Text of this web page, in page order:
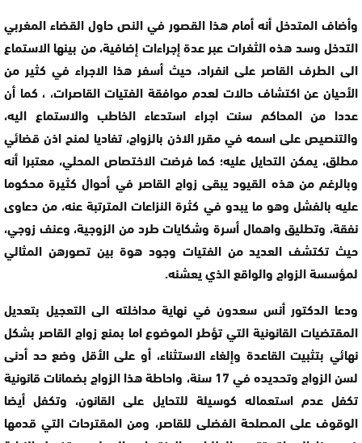
وأضاف المتدخل أنه أمام هذا القصور في النص حاول القضاء المغربي
التدخل وسد هذه الثغرات عبر عدة إجراءات إضافية، من بينها الاستماع
الى الطرف القاصر على انفراد، حيث أسفر هذا الاجراء في كثير من
الأحيان عن اكتشاف حالات لعدم موافقة الفتيات القاصرات، ، كما أن
عددا من المحاكم سنت اجراء استدعاء الخاطب والاستماع اليه،
والتنصيص على اسمه في مقرر الاذن بالزواج، تفاديا لمنح اذن قضائي
مطلق، يمكن التحايل عليه؛ كما فرضت الاختصاص المحلي، معتبرا أنه
وبالرغم من هذه القيود يبقى زواج القاصر في أحوال كثيرة محكوما
عليه بالفشل وهو ما يبدو في كثرة النزاعات المترتبة عنه، من دعاوى
نفقة، وتطليق واهمال أسرة وشكايات طرد من الزوجية، وعنف زوجي،
حيث تكتشف العديد من الفتيات وجود هوة بين تصورهن المثالي
لمؤسسة الزواج والواقع الذي يعشنه.
ودعا الدكتور أنس سعدون في نهاية مداخلته الى التعجيل بتعديل
المقتضيات القانونية التي تؤطر الموضوع اما بمنع زواج القاصر بشكل
نهائي بتثبيت القاعدة وإلغاء الاستثناء، أو على الأقل وضع حد أدنى
لسن الزواج وتحديده في 17 سنة، واحاطة هذا الزواج بضمانات قانونية
تكفل عدم استعماله كوسيلة للتحايل على القانون، وتكفل أيضا
الوقوف على المصلحة الفضلى للقاصر، ومن المقترحات التي قدمها